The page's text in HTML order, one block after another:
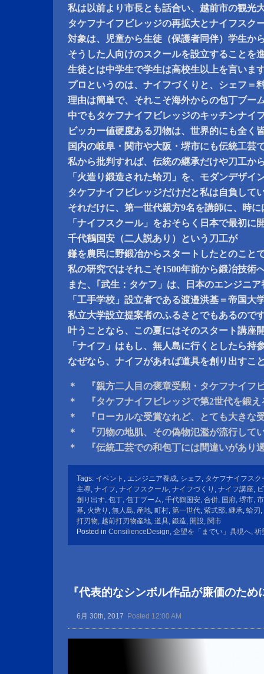
私は以前より市長とも話合い、越前市の観光
タケフナイフビレッジの再拡大とナイフスク
対象は、児童から生徒（保護者同伴）学生か
そうした人向けのスクールを設立することを
生徒とは中学生で学生は高校生以上を言いま
プロというのは、ナイフづくりと、シェフ＝
理由は簡単で、それこそ海外からの包丁ブー
中でもタケフナイフビレッジのキッチンナイ
ビッカー値硬度ある刃物は、世界的にも全く
国内の岐阜・関市や大阪・堺市にも伝統工芸
私から批判すれば、伝統の継承だけや刀工か
「火造り鍛造された蛤刃」を、モダンデザイ
タケフナイフビレッジだけだと私は自負して
それだけに、第一世代親方9名を講師に、時
「ナイフスクール」をおそらく日本で最初に
千代鶴国安（二人説あり）という刀工が
鎌を農民に野鍛冶からスタートしたとのこと
私の研究ではそれこそ1500年前から鍛冶技術
また、｢武生：タケフ」は、日本のエンジニ
「工手学校」設立者である渡邉洪基＝帝国大
私立大学設立提案者のふるさとでもあるので
叶うことなら、この夏にはそのスタート講座
「ナイフ」はもし、無人島に行くとしたら持
なぜなら、ナイフがあれば道具を創り出すこ
＊ 『親方二人目の褒章受勲・タケフナイフ
＊ 『タケフナイフビレッジで第2世代を鍛え
＊ 『ローカルな受賞なれど、とても大きな
＊ 『刃物の地肌、その偽物氾濫が流行して
＊ 『伝統工芸での和包丁には間違いがあり
Tags: イベント , エンジニア養成, シェフ, タケフナイフスク
主導, ナイフ, ナイフスクール, ナイフづくり , ナイフ講座,
創り出す, 包丁, 包丁ブーム, 千代鶴国安, 合併, 国府, 堺市,
基, 火造り , 無人島, 産地, 町村, 第一世代, 紫式部, 継承, 蛤刃 ,
打刃物, 越前打刃物産地, 道具, 鍛造, 開設, 関市
Posted in ConsilienceDesign, 企望を「までい」具現へ, 祈
『代表的なシンボル作品が廉価のため
6月 30th, 2017 Posted 12:00 AM